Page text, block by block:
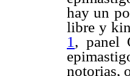
hay un
libre y
1 , panel
notorias,